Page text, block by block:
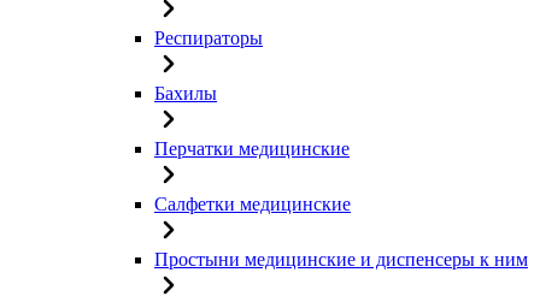
Респираторы
Бахилы
Перчатки медицинские
Салфетки медицинские
Простыни медицинские и диспенсеры к ним